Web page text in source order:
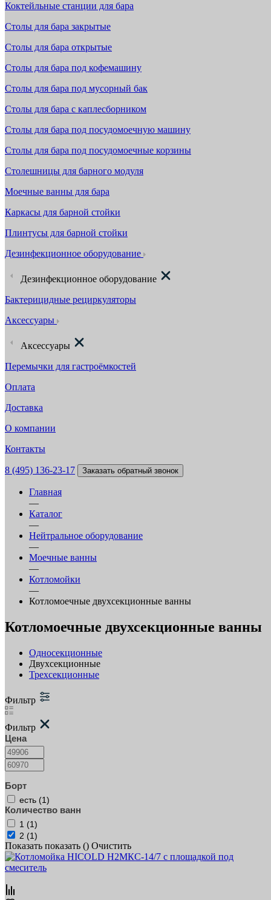
Коктейльные станции для бара
Столы для бара закрытые
Столы для бара открытые
Столы для бара под кофемашину
Столы для бара под мусорный бак
Столы для бара с каплесборником
Столы для бара под посудомоечную машину
Столы для бара под посудомоечные корзины
Столешницы для барного модуля
Моечные ванны для бара
Каркасы для барной стойки
Плинтусы для барной стойки
Дезинфекционное оборудование
Дезинфекционное оборудование
Бактерицидные рециркуляторы
Аксессуары
Аксессуары
Перемычки для гастроёмкостей
Оплата
Доставка
О компании
Контакты
8 (495) 136-23-17 Заказать обратный звонок
Главная
—
Каталог
—
Нейтральное оборудование
—
Моечные ванны
—
Котломойки
—
Котломоечные двухсекционные ванны
Котломоечные двухсекционные ванны
Односекционные
Двухсекционные
Трехсекционные
Фильтр
Фильтр
Цена
Борт
есть (1)
Количество ванн
1 (1)
2 (1)
Показать показать () Очистить